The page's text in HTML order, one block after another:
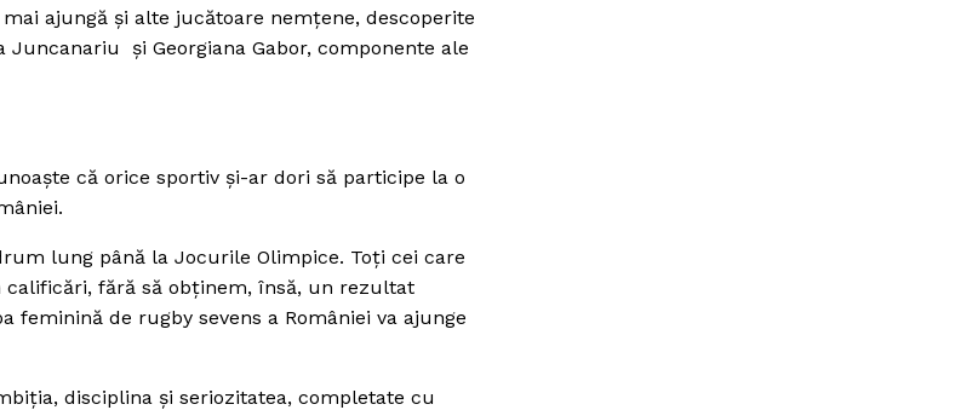
ajungă şi alte jucătoare nemţene, descoperite
şi Georgiana Gabor, componente ale
că orice sportiv şi-ar dori să participe la o
lung până la Jocurile Olimpice. Toţi cei care
fără să obţinem, însă, un rezultat
de rugby sevens a României va ajunge
disciplina şi seriozitatea, completate cu